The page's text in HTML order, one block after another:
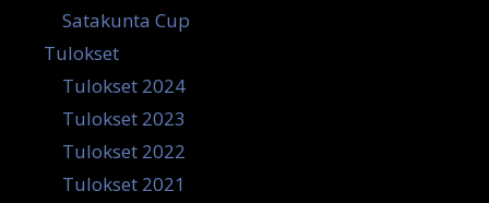
Satakunta Cup
Tulokset
Tulokset 2024
Tulokset 2023
Tulokset 2022
Tulokset 2021